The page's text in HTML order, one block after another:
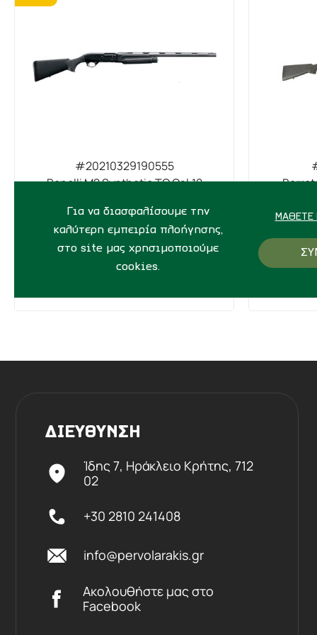
Για να διασφαλίσουμε την
καλύτερη εμπειρία πλοήγησης,
στο site μας χρησιμοποιούμε
cookies.
ΜΆΘΕΤΕ
#20210329190555
Benelli M2 Synthetic TC Cal.12
ΣΕ ΑΠΟΘΕΜΑ
1.583,00€
ΔΙΕΥΘΥΝΣΗ
Ίδης 7, Ηράκλειο Kρήτης, 712
02
+30 2810 241408
info@pervolarakis.gr
Ακολουθήστε μας στο
Facebook